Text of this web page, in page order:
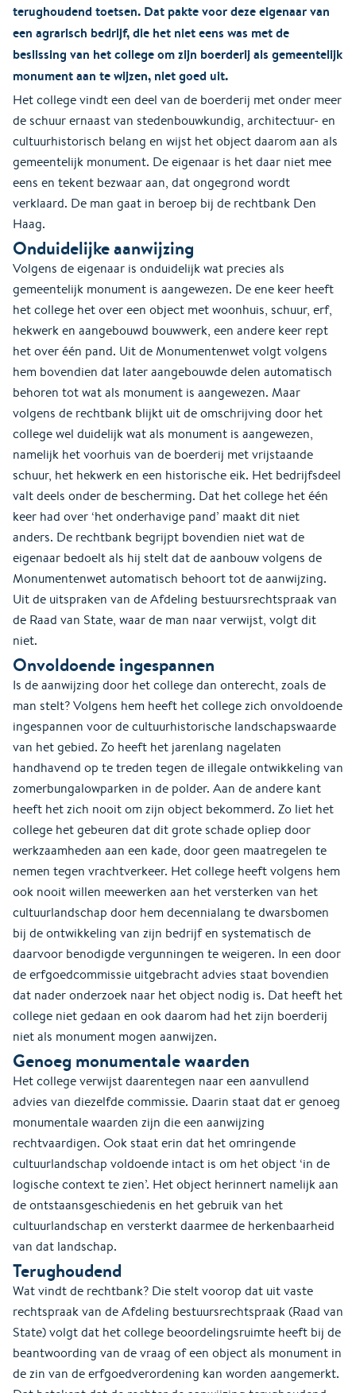
terughoudend toetsen. Dat pakte voor deze eigenaar van
een agrarisch bedrijf, die het niet eens was met de
beslissing van het college om zijn boerderij als gemeentelijk
monument aan te wijzen, niet goed uit.
Het college vindt een deel van de boerderij met onder meer
de schuur ernaast van stedenbouwkundig, architectuur- en
cultuurhistorisch belang en wijst het object daarom aan als
gemeentelijk monument. De eigenaar is het daar niet mee
eens en tekent bezwaar aan, dat ongegrond wordt
verklaard. De man gaat in beroep bij de rechtbank Den
Haag.
Onduidelijke aanwijzing
Volgens de eigenaar is onduidelijk wat precies als
gemeentelijk monument is aangewezen. De ene keer heeft
het college het over een object met woonhuis, schuur, erf,
hekwerk en aangebouwd bouwwerk, een andere keer rept
het over één pand. Uit de Monumentenwet volgt volgens
hem bovendien dat later aangebouwde delen automatisch
behoren tot wat als monument is aangewezen. Maar
volgens de rechtbank blijkt uit de omschrijving door het
college wel duidelijk wat als monument is aangewezen,
namelijk het voorhuis van de boerderij met vrijstaande
schuur, het hekwerk en een historische eik. Het bedrijfsdeel
valt deels onder de bescherming. Dat het college het één
keer had over ‘het onderhavige pand’ maakt dit niet
anders. De rechtbank begrijpt bovendien niet wat de
eigenaar bedoelt als hij stelt dat de aanbouw volgens de
Monumentenwet automatisch behoort tot de aanwijzing.
Uit de uitspraken van de Afdeling bestuursrechtspraak van
de Raad van State, waar de man naar verwijst, volgt dit
niet.
Onvoldoende ingespannen
Is de aanwijzing door het college dan onterecht, zoals de
man stelt? Volgens hem heeft het college zich onvoldoende
ingespannen voor de cultuurhistorische landschapswaarde
van het gebied. Zo heeft het jarenlang nagelaten
handhavend op te treden tegen de illegale ontwikkeling van
zomerbungalowparken in de polder. Aan de andere kant
heeft het zich nooit om zijn object bekommerd. Zo liet het
college het gebeuren dat dit grote schade opliep door
werkzaamheden aan een kade, door geen maatregelen te
nemen tegen vrachtverkeer. Het college heeft volgens hem
ook nooit willen meewerken aan het versterken van het
cultuurlandschap door hem decennialang te dwarsbomen
bij de ontwikkeling van zijn bedrijf en systematisch de
daarvoor benodigde vergunningen te weigeren. In een door
de erfgoedcommissie uitgebracht advies staat bovendien
dat nader onderzoek naar het object nodig is. Dat heeft het
college niet gedaan en ook daarom had het zijn boerderij
niet als monument mogen aanwijzen.
Genoeg monumentale waarden
Het college verwijst daarentegen naar een aanvullend
advies van diezelfde commissie. Daarin staat dat er genoeg
monumentale waarden zijn die een aanwijzing
rechtvaardigen. Ook staat erin dat het omringende
cultuurlandschap voldoende intact is om het object ‘in de
logische context te zien’. Het object herinnert namelijk aan
de ontstaansgeschiedenis en het gebruik van het
cultuurlandschap en versterkt daarmee de herkenbaarheid
van dat landschap.
Terughoudend
Wat vindt de rechtbank? Die stelt voorop dat uit vaste
rechtspraak van de Afdeling bestuursrechtspraak (Raad van
State) volgt dat het college beoordelingsruimte heeft bij de
beantwoording van de vraag of een object als monument in
de zin van de erfgoedverordening kan worden aangemerkt.